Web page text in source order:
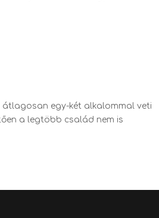
egy-két alkalommal veti
a legtöbb család nem is